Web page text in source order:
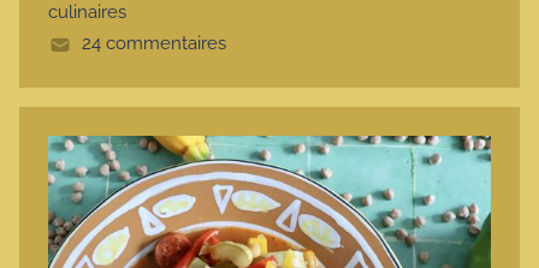
culinaires
24 commentaires